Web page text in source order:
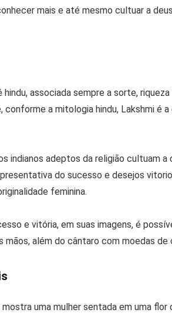
mais e até mesmo cultuar a
hindu, associada sempre a sorte,
a mitologia hindu, Lakshmi é
indianos adeptos da religião cultuam
do sucesso e desejos
feminina.
e vitória, em suas imagens, é
mãos, além do cântaro com moedas de
uma mulher sentada em uma